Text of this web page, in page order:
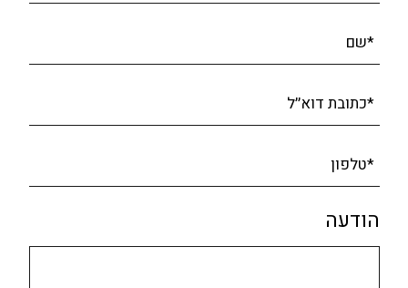
*שם
*כתובת דוא׳׳ל
*טלפון
הודעה